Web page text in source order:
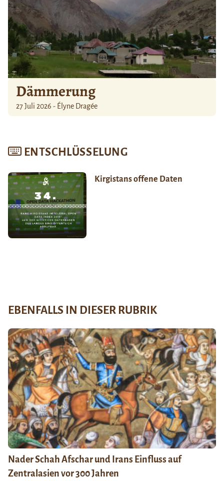
Dämmerung
27 Juli 2026 - Élyne Dragée
ENTSCHLÜSSELUNG
Kirgistans offene Daten
EBENFALLS IN DIESER RUBRIK
Nader Schah Afschar und Irans Einfluss auf
Zentralasien vor 300 Jahren